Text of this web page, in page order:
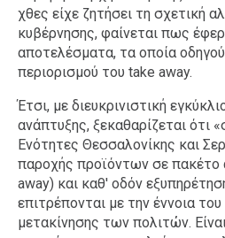
χθες είχε ζητήσει τη σχετική
κυβέρνησης, φαίνεται πως
αποτελέσματα, τα οποία
περιορισμού του take away.
Έτσι, με διευκρινιστική
ανάπτυξης, ξεκαθαρίζεται ότι
Ενότητες Θεσσαλονίκης και
παροχής προϊόντων σε
away) και καθ' οδόν
επιτρέπονται με την έννοια
μετακίνησης των πολιτών.